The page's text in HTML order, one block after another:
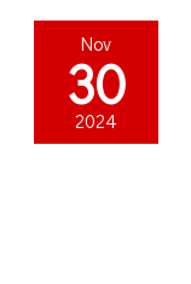
A
Nouvel
fiscal
Nov
30
2024